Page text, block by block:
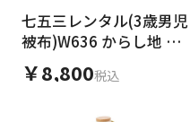
七五三レンタル(3歳男児
被布)W636 からし地 流
水に菊
￥8,800税込